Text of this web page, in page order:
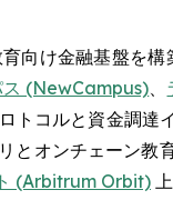
向け金融基盤を
ス (NewCampus)、
コルと資金調
オンチェーン
(Arbitrum Orbit)